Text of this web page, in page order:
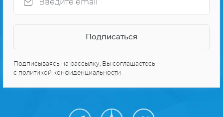
Подписываясь на рассылку, Вы соглашаетесь
с политикой конфиденциальности